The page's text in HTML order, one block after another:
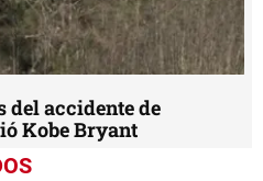
del accidente de
Kobe Bryant